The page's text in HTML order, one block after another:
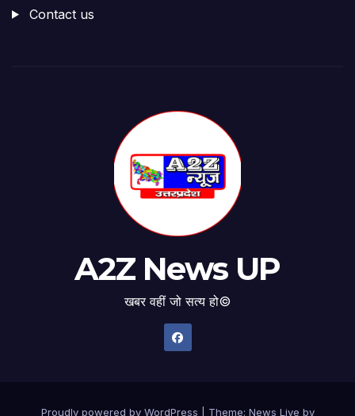
Contact us
A2Z News UP
खबर वहीं जो सत्य हो©
Proudly powered by WordPress Theme: News Live by